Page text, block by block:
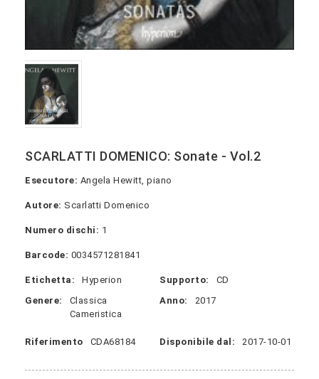
SCARLATTI DOMENICO: Sonate - Vol.2
Esecutore: Angela Hewitt, piano
Autore: Scarlatti Domenico
Numero dischi: 1
Barcode: 0034571281841
Etichetta: Hyperion Supporto:
CD
Genere:
Classica
Cameristica
Anno: 2017
Riferimento CDA68184 Disponibile dal: 2017-10-01